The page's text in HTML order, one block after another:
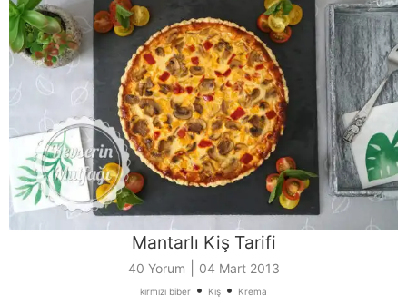
Mantarlı Kiş Tarifi
40 Yorum 04 Mart 2013
kırmızı biber • Kış • Krema